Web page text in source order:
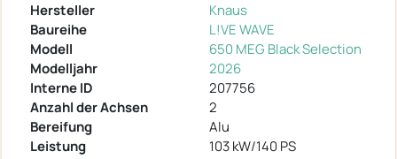
Hersteller
Knaus
Baureihe
L!VE WAVE
Modell
650 MEG Black Selection
Modelljahr
2026
Interne ID
207756
Anzahl der Achsen
2
Bereifung
Alu
Leistung
103 kW/140 PS